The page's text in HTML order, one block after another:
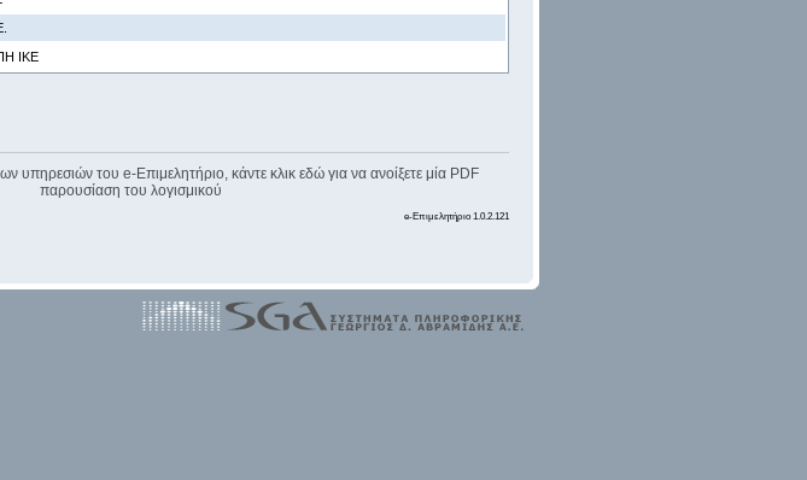
ΙΚΕ
υπηρεσιών του e-Επιμελητήριο, κάντε κλικ εδώ για να ανοίξετε μία PDF
παρουσίαση του λογισμικού
e-Επιμελητήριο 1.0.2.121